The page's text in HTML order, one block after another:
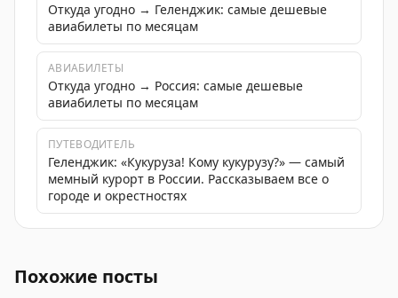
Откуда угодно → Геленджик: самые дешевые
авиабилеты по месяцам
АВИАБИЛЕТЫ
Откуда угодно → Россия: самые дешевые
авиабилеты по месяцам
ПУТЕВОДИТЕЛЬ
Геленджик: «Кукуруза! Кому кукурузу?» — самый
мемный курорт в России. Рассказываем все о
городе и окрестностях
Похожие посты